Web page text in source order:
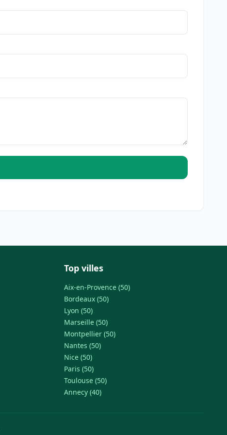
Top villes
Aix-en-Provence (50)
Bordeaux (50)
Lyon (50)
Marseille (50)
Montpellier (50)
Nantes (50)
Nice (50)
Paris (50)
Toulouse (50)
Annecy (40)